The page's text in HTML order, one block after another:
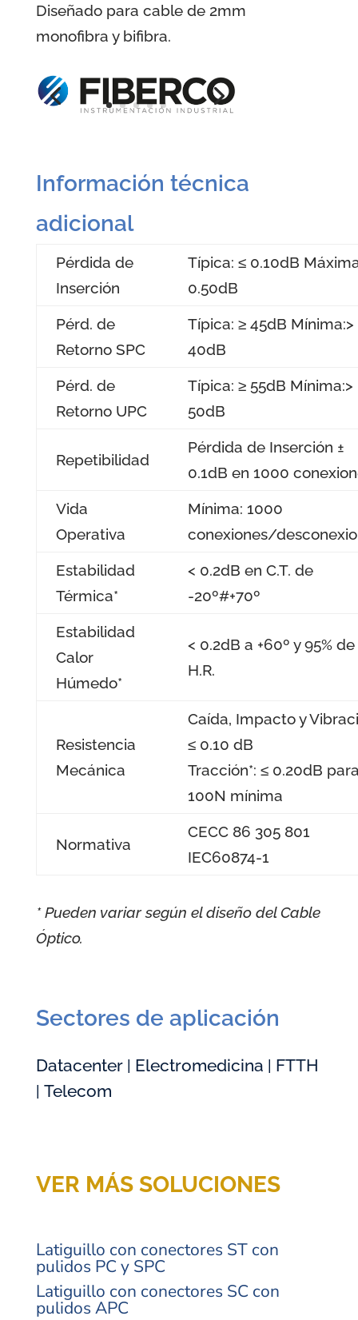
Diseñado para cable de 2mm
monofibra y bifibra.
Información técnica
adicional
Pérdida de
Inserción
Típica: ≤ 0.10dB
0.50dB
Pérd. de
Retorno SPC
Típica: ≥ 45dB Mínima:>
40dB
Pérd. de
Retorno UPC
Típica: ≥ 55dB Mínima:>
50dB
Repetibilidad
Pérdida de Inserción ±
0.1dB en 1000
Vida
Operativa
Mínima: 1000
conexiones/
Estabilidad
Térmica*
< 0.2dB en C.T. de
-20º#+70º
Estabilidad
Calor
Húmedo*
< 0.2dB a +60º y 95% de
H.R.
Resistencia
Mecánica
Caída, Impacto y
≤ 0.10 dB
Tracción*: ≤ 0.20dB
100N mínima
Normativa
CECC 86 305 801
IEC60874-1
* Pueden variar según el diseño del Cable
Óptico.
Sectores de aplicación
Datacenter| Electromedicina FTTH
Telecom
VER MÁS SOLUCIONES
Latiguillo con conectores ST con
pulidos PC y SPC
Latiguillo con conectores SC con
pulidos APC